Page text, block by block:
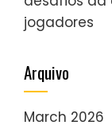
jogadores
Arquivo
March 2026